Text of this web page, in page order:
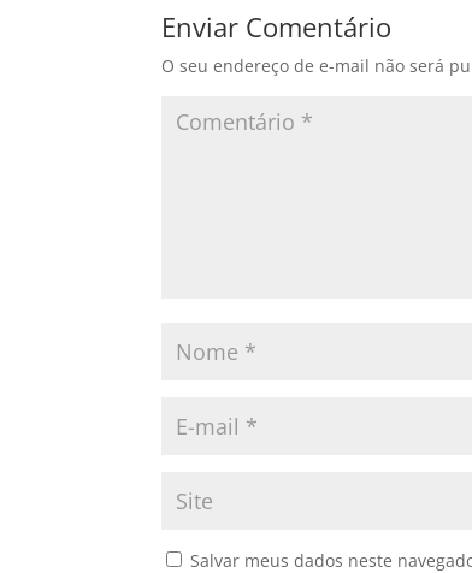
Enviar Comentário
O seu endereço de e-mail não será
Salvar meus dados neste